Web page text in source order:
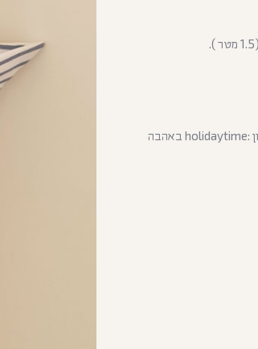
יצאתי לחופש 13.7-30.8 (המשלוחים יצאו בתחילת ספטמבר) קוד קופון :holidaytime באהבה